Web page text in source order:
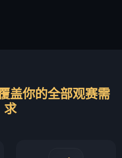
盖你的全部观赛需
求